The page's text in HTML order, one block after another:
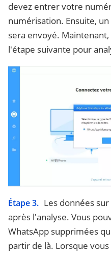
devez entrer votre
numérisation. Ensuite,
sera envoyé.
l'étape suivante pour
Étape 3. Les données
après l'analyse. Vous
WhatsApp supprimées
partir de là. Lorsque